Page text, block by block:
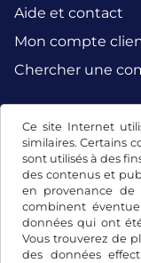
Ce site Internet
similaires. Certains
sont utilisés à des
des contenus et
en provenance de
combinent
données qui ont
Vous trouverez de
des données
Aide et contact
Mon compte
Chercher une
Facebook